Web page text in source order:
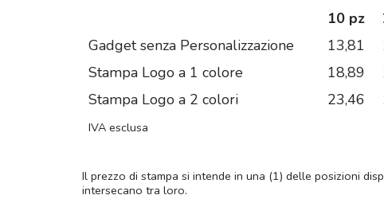
10 pz
Gadget senza Personalizzazione
13,81
Stampa Logo a 1 colore
18,89
Stampa Logo a 2 colori
23,46
IVA esclusa
Il prezzo di stampa si intende in una (1) delle posizioni
intersecano tra loro.